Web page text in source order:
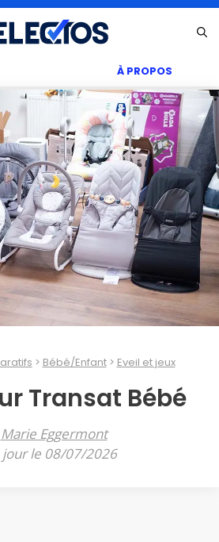
À PROPOS
Bébé/Enfant Eveil et jeux
Transat Bébé
Marie Eggermont
jour le 08/07/2026